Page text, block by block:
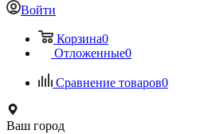
Войти
Корзина0
Отложенные0
Сравнение товаров0
Ваш город